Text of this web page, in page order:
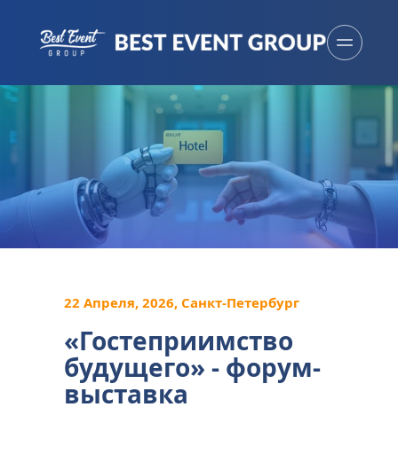
22 Апреля, 2026, Санкт-Петербург
«Гостеприимство
будущего» - форум-
выставка